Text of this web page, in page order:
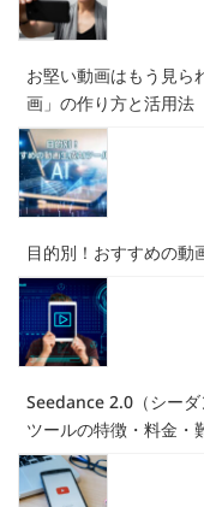
お堅い動画はもう見ら
画」の作り方と活用法
目的別！おすすめの動
Seedance 2.0（シー
ツールの特徴・料金・